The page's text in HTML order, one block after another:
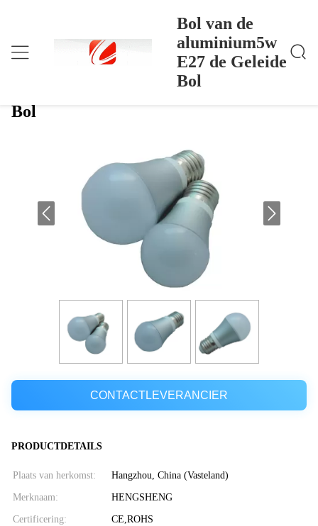
Bol van de
aluminium5w
E27 de Geleide
Bol
Thuis Bol Van De Aluminium5w E27 De Geleide Bol
Bol van de aluminium5w E27 de Geleide
Bol
CONTACTLEVERANCIER
PRODUCTDETAILS
Plaats van herkomst: Hangzhou, China (Vasteland)
Merknaam: HENGSHENG
Certificering: CE,ROHS